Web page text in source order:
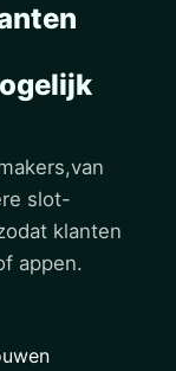
slot-
klanten
appen.